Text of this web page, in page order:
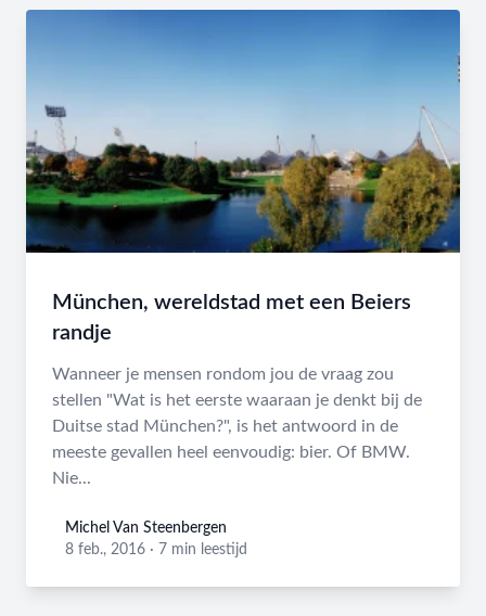
München, wereldstad met een Beiers
randje
Wanneer je mensen rondom jou de vraag zou
stellen "Wat is het eerste waaraan je denkt bij de
Duitse stad München?", is het antwoord in de
meeste gevallen heel eenvoudig: bier. Of BMW.
Nie...
Michel Van Steenbergen
Michel Van Steenbergen
8 feb., 2016 · 7 min leestijd